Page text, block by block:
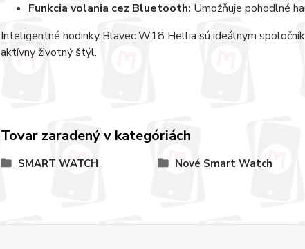
Funkcia volania cez Bluetooth: Umožňuje pohodlné
Inteligentné hodinky Blavec W18 Hellia sú ideálnym
aktívny životný štýl.
Tovar zaradený v kategóriách
SMART WATCH Nové Smart Watch